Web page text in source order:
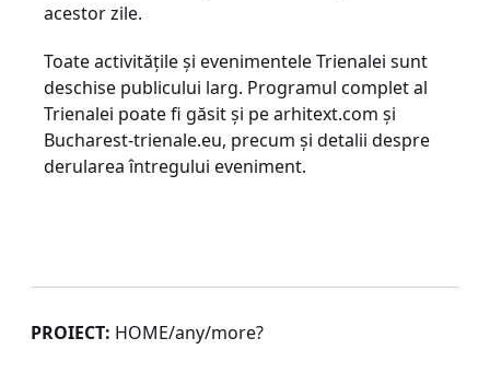
acestor zile.
Toate activitățile și evenimentele Trienalei sunt
deschise publicului larg. Programul complet al
Trienalei poate fi găsit și pe arhitext.com și
Bucharest-trienale.eu, precum și detalii despre
derularea întregului eveniment.
PROIECT: HOME/any/more?